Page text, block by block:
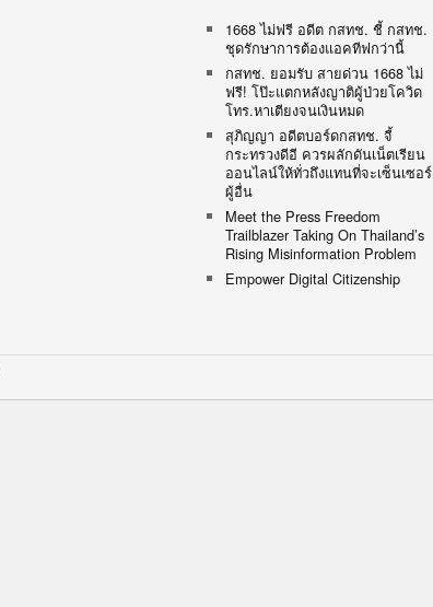
1668 ไม่ฟรี อดีต กสทช. ชี้ กสทช.
ชุดรักษาการต้องแอคทีฟกว่านี้
กสทช. ยอมรับ สายด่วน 1668 ไม่
ฟรี! โป๊ะแตกหลังญาติผู้ป่วยโควิด
โทร.หาเตียงจนเงินหมด
สุภิญญา อดีตบอร์ดกสทช. จี้
กระทรวงดีอี ควรผลักดันเน็ตเรียน
ออนไลน์ให้ทั่วถึงแทนที่จะเซ็นเซอร์
ผู้อื่น
Meet the Press Freedom
Trailblazer Taking On Thailand’s
Rising Misinformation Problem
Empower Digital Citizenship